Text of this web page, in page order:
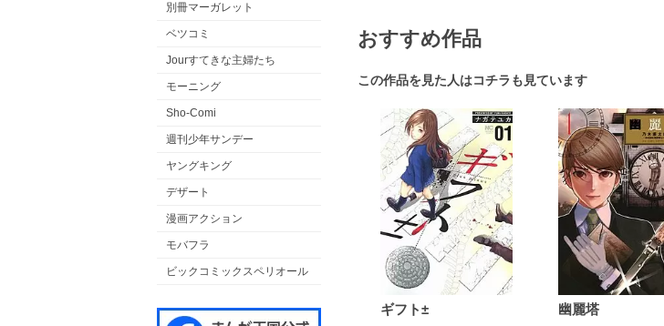
別冊マーガレット
ベツコミ
Jourすてきな主婦たち
モーニング
Sho-Comi
週刊少年サンデー
ヤングキング
デザート
漫画アクション
モバフラ
ビックコミックスペリオール
おすすめ作品
この作品を見た人はコチラも見ています
ギフト± 幽麗塔